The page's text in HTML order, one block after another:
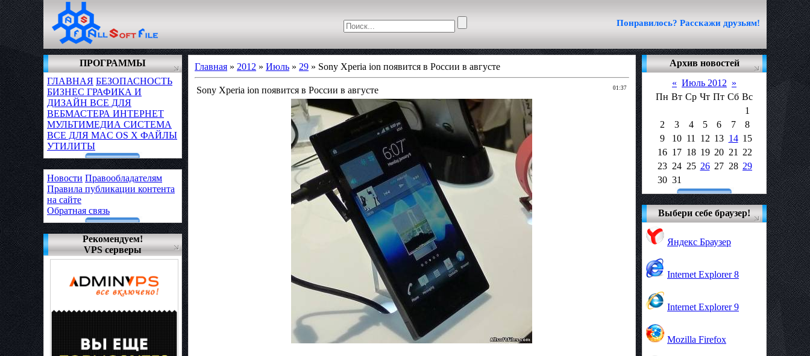
Понравилось? Расскажи друзьям!
ПРОГРАММЫ
ГЛАВНАЯ БЕЗОПАСНОСТЬ
БИЗНЕС ГРАФИКА И
ДИЗАЙН ВСЕ ДЛЯ
ВЕБМАСТЕРА ИНТЕРНЕТ
МУЛЬТИМЕДИА СИСТЕМА
ВСЕ ДЛЯ MAC OS X ФАЙЛЫ
УТИЛИТЫ
Новости Правообладателям
Правила публикации контента
на сайте
Обратная связь
Рекомендуем!
VPS серверы
Главная » 2012 » Июль » 29 » Sony Xperia ion появится в России в августе
01:37
Sony Xperia ion появится в России в августе
Архив новостей
« Июль 2012 »
Пн Вт Ср Чт Пт Сб Вс
1
2
3 4 5 6 7
8
9
10 11 12 13 14 15
16 17 18 19 20 21
22
23 24 25 26 27 28 29
30 31
Выбери себе браузер!
Яндекс Браузер
Internet Explorer 8
Internet Explorer 9
Mozilla Firefox